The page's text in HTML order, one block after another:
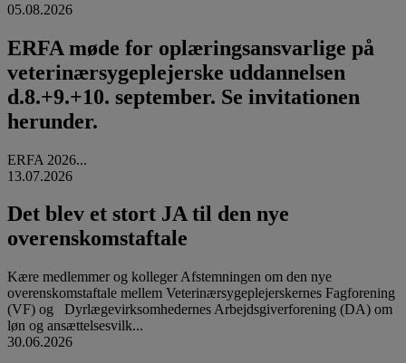
05.08.2026
ERFA møde for oplæringsansvarlige på
veterinærsygeplejerske uddannelsen
d.8.+9.+10. september. Se invitationen
herunder.
ERFA 2026...
13.07.2026
Det blev et stort JA til den nye
overenskomstaftale
Kære medlemmer og kolleger Afstemningen om den nye
overenskomstaftale mellem Veterinærsygeplejerskernes Fagforening
(VF) og Dyrlægevirksomhedernes Arbejdsgiverforening (DA) om
løn og ansættelsesvilk...
30.06.2026